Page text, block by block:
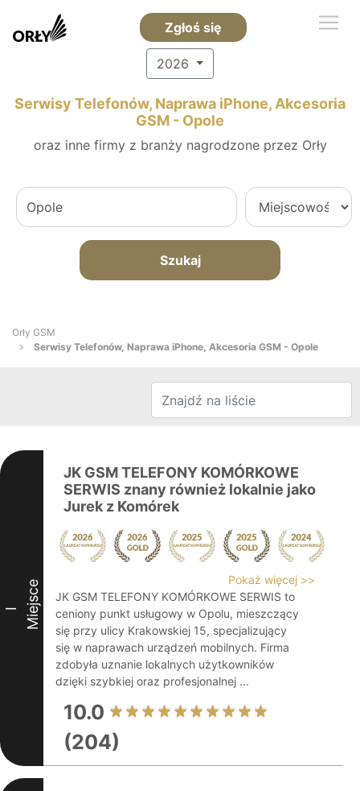
Zgłoś się
2026
Serwisy Telefonów, Naprawa iPhone, Akcesoria
GSM - Opole
oraz inne firmy z branży nagrodzone przez Orły
Szukaj
Orły GSM
Serwisy Telefonów, Naprawa iPhone, Akcesoria GSM - Opole
I Miejsce
JK GSM TELEFONY KOMÓRKOWE
SERWIS znany również lokalnie jako
Jurek z Komórek
Pokaż więcej >>
JK GSM TELEFONY KOMÓRKOWE SERWIS to
ceniony punkt usługowy w Opolu, mieszczący
się przy ulicy Krakowskiej 15, specjalizujący
się w naprawach urządzeń mobilnych. Firma
zdobyła uznanie lokalnych użytkowników
dzięki szybkiej oraz profesjonalnej ...
10.0
(204)